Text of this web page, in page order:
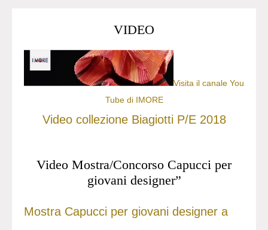
VIDEO
Visita il canale You
Tube di IMORE
Video collezione Biagiotti P/E 2018
Video Mostra/Concorso Capucci per
giovani designer”
Mostra Capucci per giovani designer a